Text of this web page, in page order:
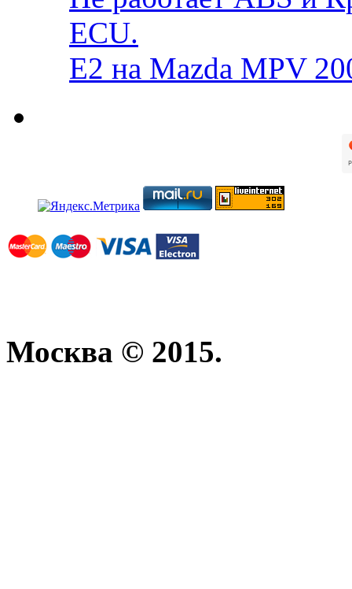
ECU.
E2 на Mazda MPV
Москва © 2015.